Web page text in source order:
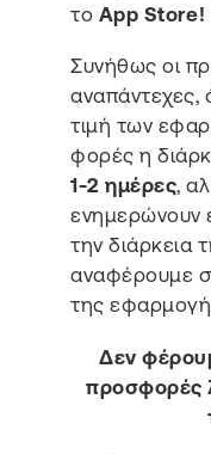
το App Store!
Συνήθως οι
αναπάντεχες,
τιμή των
φορές η
1-2 ημέρες,
ενημερώνουν
την διάρκεια
αναφέρουμε
της
Δεν
προσφορές